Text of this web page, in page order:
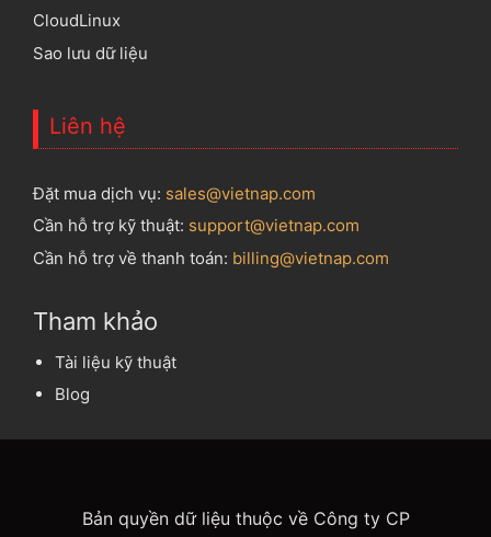
CloudLinux
Sao lưu dữ liệu
Liên hệ
Đặt mua dịch vụ: sales@vietnap.com
Cần hỗ trợ kỹ thuật: support@vietnap.com
Cần hỗ trợ về thanh toán: billing@vietnap.com
Tham khảo
Tài liệu kỹ thuật
Blog
Bản quyền dữ liệu thuộc về Công ty CP